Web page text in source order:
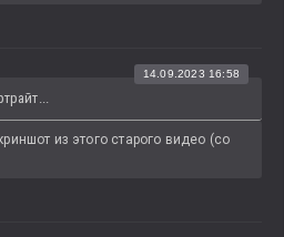
14.09.2023 16:58
из этого старого видео (со